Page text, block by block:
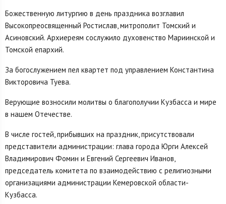
Божественную литургию в день праздника возглавил
Высокопреосвященный Ростислав, митрополит Томский и
Асиновский. Архиереям сослужило духовенство Мариинской и
Томской епархий.
За богослужением пел квартет под управлением Константина
Викторовича Туева.
Верующие возносили молитвы о благополучии Кузбасса и мире
в нашем Отечестве.
В числе гостей, прибывших на праздник, присутствовали
представители администрации: глава города Юрги Алексей
Владимирович Фомин и Евгений Сергеевич Иванов,
председатель комитета по взаимодействию с религиозными
организациями администрации Кемеровской области-
Кузбасса.